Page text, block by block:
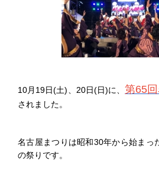
10月19日(土)、20日(日)に、第65
されました。
名古屋まつりは昭和30年から始まっ
の祭りです。